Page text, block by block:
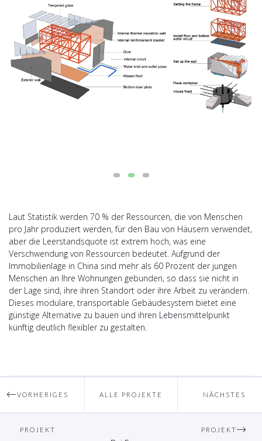
Laut Statistik werden 70 % der Ressourcen, die von Menschen
pro Jahr produziert werden, für den Bau von Häusern verwendet,
aber die Leerstandsquote ist extrem hoch, was eine
Verschwendung von Ressourcen bedeutet. Aufgrund der
Immobilienlage in China sind mehr als 60 Prozent der jungen
Menschen an Ihre Wohnungen gebunden, so dass sie nicht in
der Lage sind, ihre ihren Standort oder ihre Arbeit zu verändern.
Dieses modulare, transportable Gebäudesystem bietet eine
günstige Alternative zu bauen und ihren Lebensmittelpunkt
künftig deutlich flexibler zu gestalten.
VORHERIGES
PROJEKT
ALLE PROJEKTE NÄCHSTES
PROJEKT